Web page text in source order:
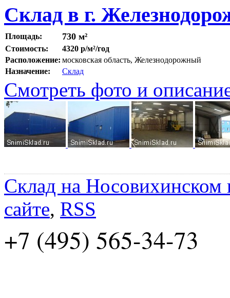
Склад в г.
Площадь: 730 м²
Стоимость:
4320 р/м²/год
Расположение: московская область, Железнодорожный
Назначение:
Склад
Смотреть фото и
Склад на Носовихинском
сайте, RSS
+7 (495) 565-34-73